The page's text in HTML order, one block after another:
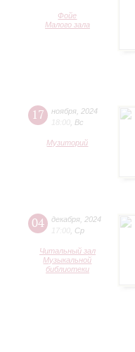
Фойе
Малого зала
17 ноября 2024
18:00 Вс
Музиторий
04 декабря 2024
17:00 Ср
Читальный зал
Музыкальной
библиотеки